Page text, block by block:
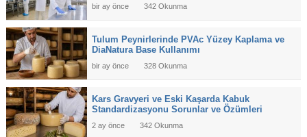
bir ay önce 342 Okunma
Tulum Peynirlerinde PVAc Yüzey Kaplama ve
DiaNatura Base Kullanımı
bir ay önce 328 Okunma
Kars Gravyeri ve Eski Kaşarda Kabuk
Standardizasyonu Sorunlar ve Özümleri
2 ay önce 342 Okunma